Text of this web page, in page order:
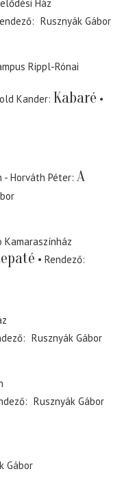
Ház
Rusznyák Gábor
Rippl-Rónai
Kander Kabaré
- Horváth Péter A
Kamaraszínház
Rendező
Rusznyák Gábor
Rusznyák Gábor
Gábor